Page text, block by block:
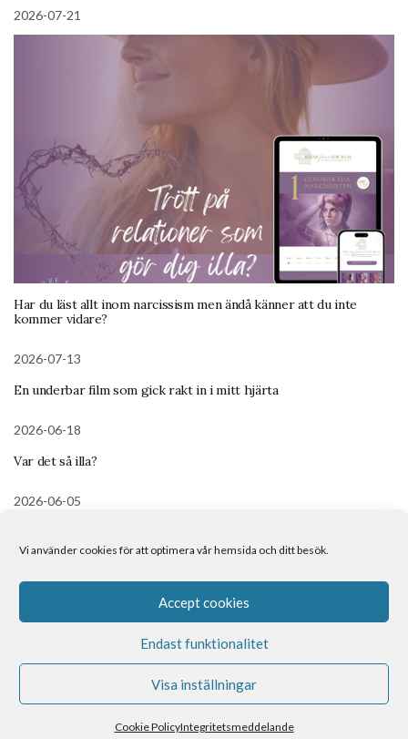
Vi använder cookies för att optimera vår hemsida och ditt besök.
Accept cookies
Endast funktionalitet
Visa inställningar
Cookie PolicyIntegritetsmeddelande
2026-07-21
Har du läst allt inom narcissism men ändå känner att du inte
kommer vidare?
2026-07-13
En underbar film som gick rakt in i mitt hjärta
2026-06-18
Var det så illa?
2026-06-05